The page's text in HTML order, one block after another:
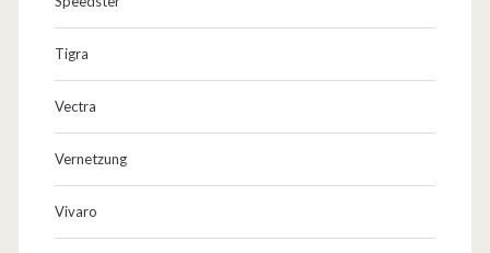
Tigra
Vectra
Vernetzung
Vivaro